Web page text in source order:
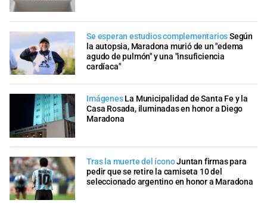
Se esperan estudios complementariosSegún
la autopsia, Maradona murió de un "edema
agudo de pulmón" y una "insuficiencia
cardíaca"
Imágenes La Municipalidad de Santa Fe y la
Casa Rosada, iluminadas en honor a Diego
Maradona
Tras la muerte del íconoJuntan firmas para
pedir que se retire la camiseta 10 del
seleccionado argentino en honor a Maradona